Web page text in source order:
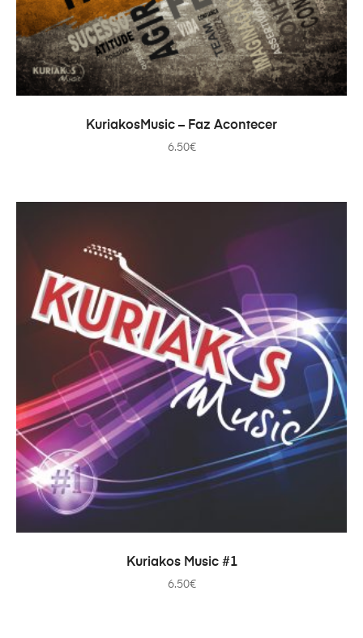
AÑADIR AL CARRITO
KuriakosMusic – Faz Acontecer
6.50€
AÑADIR AL CARRITO
Kuriakos Music #1
6.50€